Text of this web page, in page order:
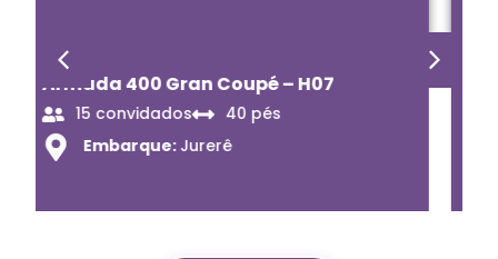
Phantom 360 – C80
13 convidados
36 pés
Embarque:Jurerê